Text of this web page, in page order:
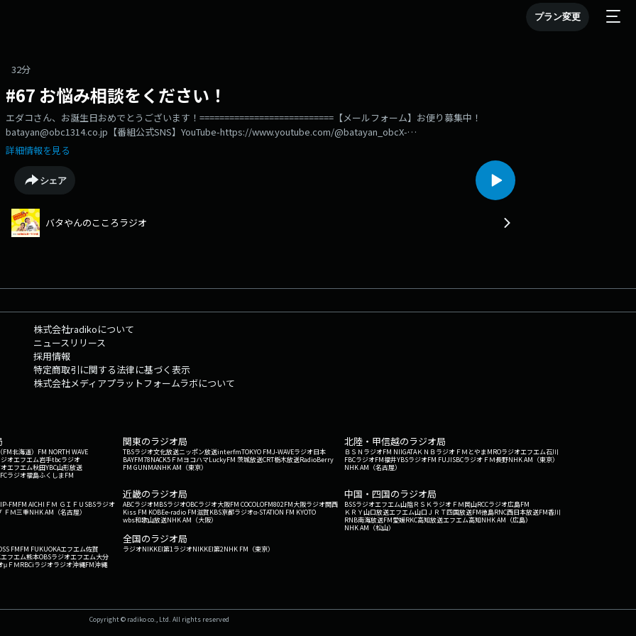
プラン変更
32分
#67 お悩み相談をください！
エダコさん、お誕生日おめでとうございます！===========================【メールフォーム】お便り募集中！
batayan@obc1314.co.jp【番組公式SNS】YouTube-https://www.youtube.com/@batayan_obcX-
https://www.x.com/batayan_obcInstagram-https://www.instagram.com/batayan_obcTikTok-
https://www.tiktok.com/@batayan_obc
詳細情報を見る
シェア
バタやんのこころラジオ
株式会社radikoについて
ニュースリリース
採用情報
特定商取引に関する法律に基づく表示
株式会社メディアプラットフォームラボについて
北海道） FM NORTH WAVE
オエフエム岩手tbcラジオ
エフエム秋田YBC山形放送
ラジオ福島ふくしまFM
関東のラジオ局
TBSラジオ文化放送ニッポン放送interfmTOKYO FMJ-WAVEラジオ日本
BAYFM78NACK5 ＦＭヨコハマLuckyFM 茨城放送CRT栃木放送RadioBerry
FM GUNMANHK AM（東京）
北陸・甲信越のラジオ局
ＢＳＮラジオFM NIIGATAＫＮＢラジオ ＦＭとやまMROラジオエフエム石川
FBCラジオFM福井YBSラジオFM FUJISBCラジオ ＦＭ長野NHK AM（東京）
NHK AM（名古屋）
FMFM AICHI ＦＭ ＧＩＦＵ SBSラジオ
ＦＭ三重NHK AM（名古屋）
近畿のラジオ局
ABCラジオMBSラジオOBCラジオ大阪FM COCOLOFM802FM大阪ラジオ関西
Kiss FM KOBEe-radio FM滋賀KBS京都ラジオα-STATION FM KYOTO
wbs和歌山放送NHK AM（大阪）
中国・四国のラジオ局
BSSラジオエフエム山陰ＲＳＫラジオ ＦＭ岡山RCCラジオ広島FM
ＫＲＹ山口放送エフエム山口 ＪＲＴ四国放送FM徳島RNC西日本放送FM香川
RNB南海放送FM愛媛RKC高知放送エフエム高知NHK AM（広島）
NHK AM（松山）
FMFM FUKUOKAエフエム佐賀
フエム熊本OBSラジオエフエム大分
μＦＭRBCiラジオラジオ沖縄FM沖縄
全国のラジオ局
ラジオNIKKEI第1ラジオNIKKEI第2NHK FM（東京）
Copyright © radiko co., Ltd. All rights reserved